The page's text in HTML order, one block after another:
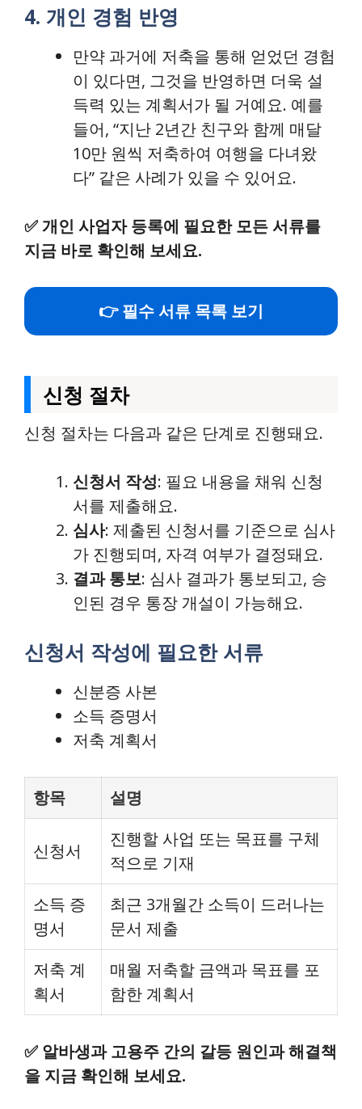
4. 개인 경험 반영
만약 과거에 저축을 통해 얻었던 경험
이 있다면, 그것을 반영하면 더욱 설
득력 있는 계획서가 될 거예요. 예를
들어, “지난 2년간 친구와 함께 매달
10만 원씩 저축하여 여행을 다녀왔
다” 같은 사례가 있을 수 있어요.
✅개인 사업자 등록에 필요한 모든 서류를
지금 바로 확인해 보세요.
👉 필수 서류 목록 보기
신청 절차
신청 절차는 다음과 같은 단계로 진행돼요.
신청서 작성: 필요 내용을 채워 신청
서를 제출해요.
심사: 제출된 신청서를 기준으로 심사
가 진행되며, 자격 여부가 결정돼요.
결과 통보: 심사 결과가 통보되고, 승
인된 경우 통장 개설이 가능해요.
신청서 작성에 필요한 서류
신분증 사본
소득 증명서
저축 계획서
항목 설명
신청서
진행할 사업 또는 목표를 구체
적으로 기재
소득 증
명서
최근 3개월간 소득이 드러나는
문서 제출
저축 계
획서
매월 저축할 금액과 목표를 포
함한 계획서
✅ 알바생과 고용주 간의 갈등 원인과 해결책
을 지금 확인해 보세요.